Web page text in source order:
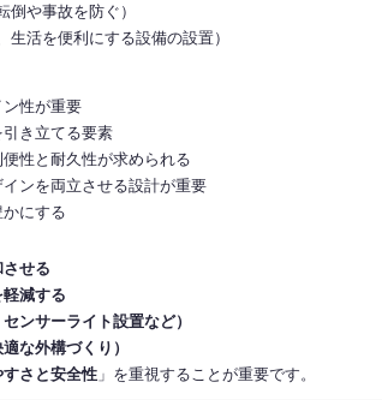
倒や事故を防ぐ）
生活を便利にする設備の設置）
ン性が重要
引き立てる要素
性と耐久性が求められる
インを両立させる設計が重要
にする
せる
減する
ンサーライト設置など）
な外構づくり）
すさと安全性 」を重視することが重要です。